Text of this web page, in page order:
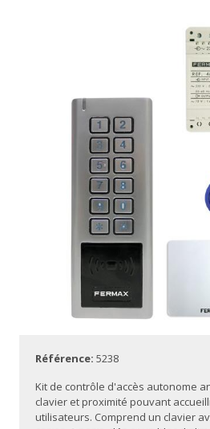
Référence: 5238
Kit de contrôle d'accès autonome
clavier et proximité pouvant
utilisateurs. Comprend un clavier